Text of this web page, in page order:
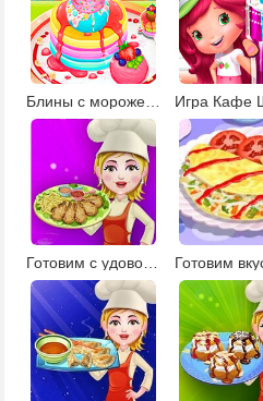
Блины с мороженым
Готовим с удовольствием